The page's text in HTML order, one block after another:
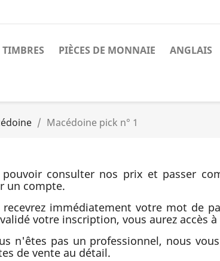
TIMBRES PIÈCES DE MONNAIE ANGLAIS
Macédoine pick n° 1
pouvoir consulter nos prix et passer
un compte.
recevrez immédiatement votre mot de
votre inscription, vous aurez accès
n'êtes pas un professionnel, nous
de vente au détail.